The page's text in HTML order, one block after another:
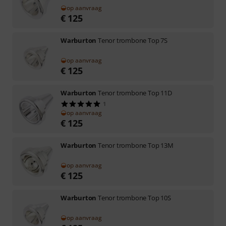
op aanvraag
€ 125
Warburton Tenor trombone Top 7S
op aanvraag
€ 125
Warburton Tenor trombone Top 11D
1
op aanvraag
€ 125
Warburton Tenor trombone Top 13M
op aanvraag
€ 125
Warburton Tenor trombone Top 10S
op aanvraag